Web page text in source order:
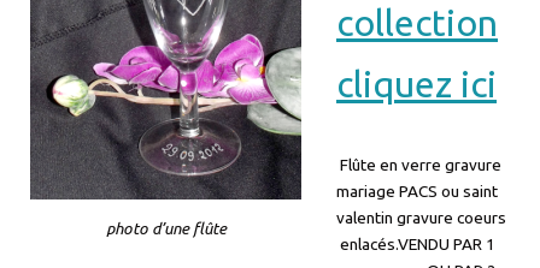
photo d’une flûte
collection
cliquez ici
Flûte en verre gravure
mariage PACS ou saint
valentin gravure coeurs
enlacés.VENDU PAR 1